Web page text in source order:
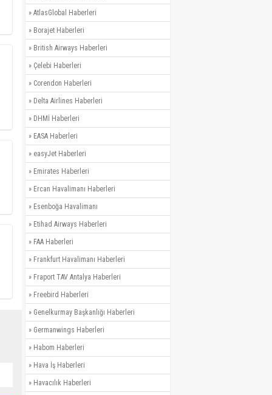
» AtlasGlobal Haberleri
» Borajet Haberleri
» British Airways Haberleri
» Çelebi Haberleri
» Corendon Haberleri
» Delta Airlines Haberleri
» DHMİ Haberleri
» EASA Haberleri
» easyJet Haberleri
» Emirates Haberleri
» Ercan Havalimanı Haberleri
» Esenboğa Havalimanı
» Etihad Airways Haberleri
» FAA Haberleri
» Frankfurt Havalimanı Haberleri
» Fraport TAV Antalya Haberleri
» Freebird Haberleri
» Genelkurmay Başkanlığı Haberleri
» Germanwings Haberleri
» Habom Haberleri
» Hava İş Haberleri
» Havacılık Haberleri